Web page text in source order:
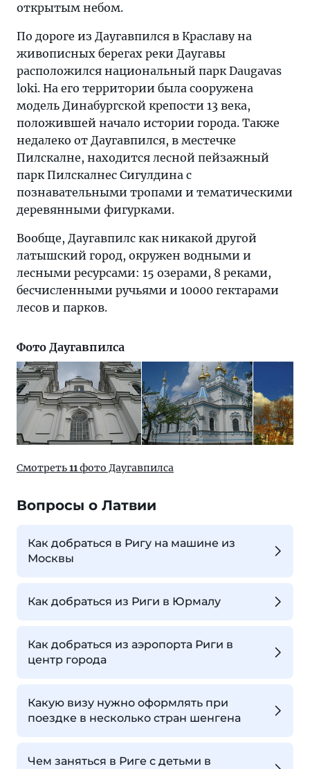
открытым небом.
По дороге из Даугавпился в Краславу на
живописных берегах реки Даугавы
расположился национальный парк Daugavas
loki. На его территории была сооружена
модель Динабургской крепости 13 века,
положившей начало истории города. Также
недалеко от Даугавпился, в местечке
Пилскалне, находится лесной пейзажный
парк Пилскалнес Сигулдина с
познавательными тропами и тематическими
деревянными фигурками.
Вообще, Даугавпилс как никакой другой
латышский город, окружен водными и
лесными ресурсами: 15 озерами, 8 реками,
бесчисленными ручьями и 10000 гектарами
лесов и парков.
Фото Даугавпилса
Смотреть11фото Даугавпилса
Вопросы о Латвии
Как добраться в Ригу на машине из
Москвы
Как добраться из Риги в Юрмалу
Как добраться из аэропорта Риги в
центр города
Какую визу нужно оформлять при
поездке в несколько стран шенгена
Чем заняться в Риге с детьми в